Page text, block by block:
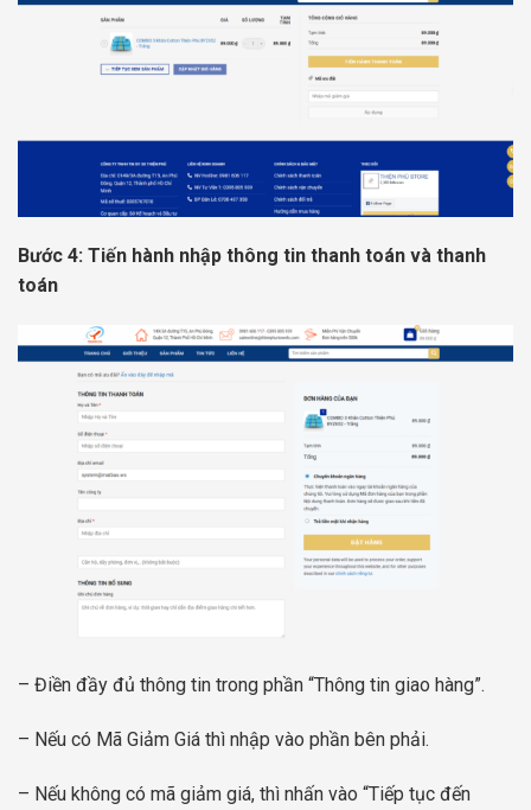
Bước 4: Tiến hành nhập thông tin thanh toán và thanh
toán
– Điền đầy đủ thông tin trong phần “Thông tin giao hàng”.
– Nếu có Mã Giảm Giá thì nhập vào phần bên phải.
– Nếu không có mã giảm giá, thì nhấn vào “Tiếp tục đến